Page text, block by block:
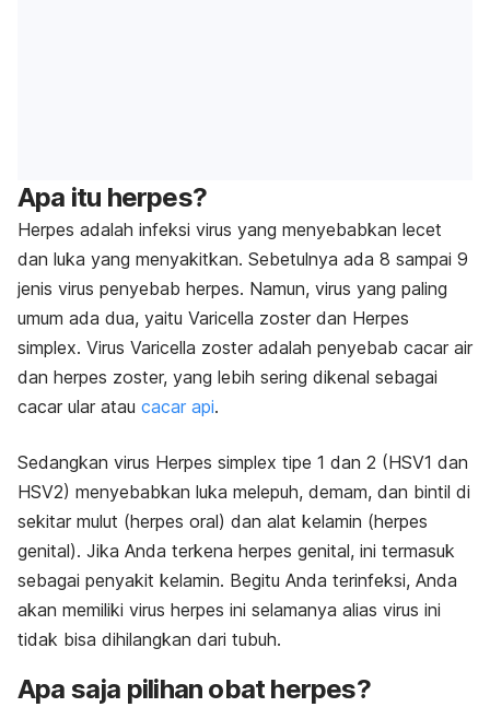
Apa itu herpes?
Herpes adalah infeksi virus yang menyebabkan lecet
dan luka yang menyakitkan. Sebetulnya ada 8 sampai 9
jenis virus penyebab herpes. Namun, virus yang paling
umum ada dua, yaitu Varicella zoster dan Herpes
simplex. Virus Varicella zoster adalah penyebab cacar air
dan herpes zoster, yang lebih sering dikenal sebagai
cacar ular atau cacar api.
Sedangkan virus Herpes simplex tipe 1 dan 2 (HSV1 dan
HSV2) menyebabkan luka melepuh, demam, dan bintil di
sekitar mulut (herpes oral) dan alat kelamin (herpes
genital). Jika Anda terkena herpes genital, ini termasuk
sebagai penyakit kelamin. Begitu Anda terinfeksi, Anda
akan memiliki virus herpes ini selamanya alias virus ini
tidak bisa dihilangkan dari tubuh.
Apa saja pilihan obat herpes?